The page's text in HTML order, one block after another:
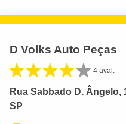
D Volks Auto Peças
4 aval.
Rua Sabbado D. Ângelo,
SP